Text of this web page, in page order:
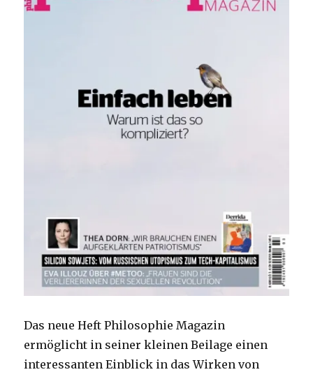
Das neue Heft Philosophie Magazin
ermöglicht in seiner kleinen Beilage einen
interessanten Einblick in das Wirken von